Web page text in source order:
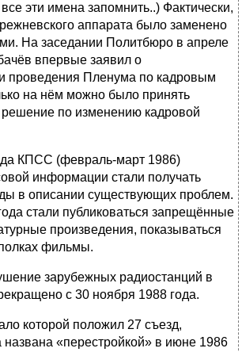
эти имена запомнить..) Фактически,
аппарата было заменено
На заседании Политбюро в апреле
впервые заявил о
проведения Пленума по кадровым
на нём можно было принять
решение по изменению кадровой
КПСС (февраль-март 1986)
информации стали получать
в описании существующих проблем.
стали публиковаться запрещённые
произведения, показываться
фильмы.
зарубежных радиостанций в
с 30 ноября 1988 года.
которой положил 27 съезд,
«перестройкой» в июне 1986